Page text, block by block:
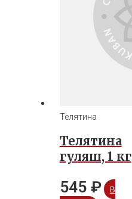
Телятина
Телятина
гуляш, 1 кг
545 ₽
В